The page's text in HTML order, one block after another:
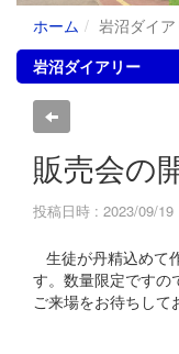
ホーム
岩沼ダイア
岩沼ダイアリー
販売会の
投稿日時 : 2023/09/19
生徒が丹精込めて
す。数量限定ですの
ご来場をお待ちして